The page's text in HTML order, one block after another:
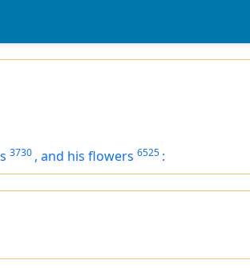
3730 , and his flowers 6525 :